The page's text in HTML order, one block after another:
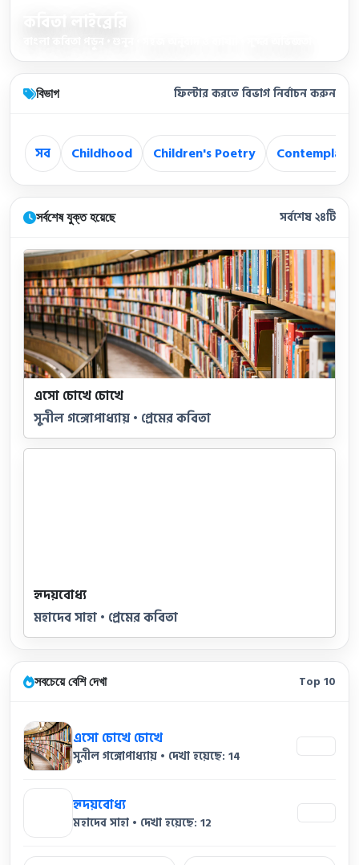
বিভাগ ফিল্টার করতে বিভাগ নির্বাচন করুন
সব Childhood Children's Poetry
সর্বশেষ যুক্ত হয়েছে সর্বশেষ ২৪টি
এসো চোখে চোখে
সুনীল গঙ্গোপাধ্যায় • প্রেমের কবিতা
হৃদয়বোধ্য
মহাদেব সাহা • প্রেমের কবিতা
সবচেয়ে বেশি দেখা Top 10
এসো চোখে চোখে
সুনীল গঙ্গোপাধ্যায় • দেখা হয়েছে: 14
হৃদয়বোধ্য
মহাদেব সাহা • দেখা হয়েছে: 12